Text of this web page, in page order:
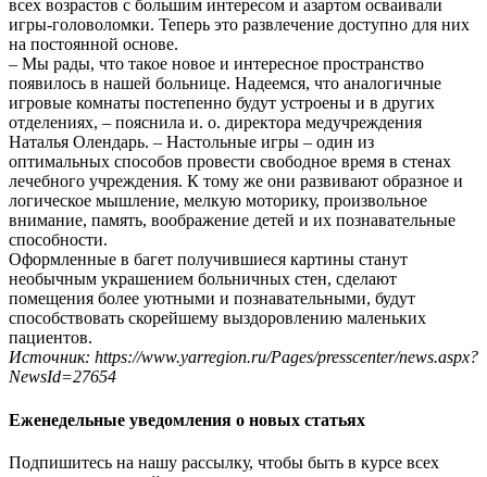
всех возрастов с большим интересом и азартом осваивали
игры-головоломки. Теперь это развлечение доступно для них
на постоянной основе.
– Мы рады, что такое новое и интересное пространство
появилось в нашей больнице. Надеемся, что аналогичные
игровые комнаты постепенно будут устроены и в других
отделениях, – пояснила и. о. директора медучреждения
Наталья Олендарь. – Настольные игры – один из
оптимальных способов провести свободное время в стенах
лечебного учреждения. К тому же они развивают образное и
логическое мышление, мелкую моторику, произвольное
внимание, память, воображение детей и их познавательные
способности.
Оформленные в багет получившиеся картины станут
необычным украшением больничных стен, сделают
помещения более уютными и познавательными, будут
способствовать скорейшему выздоровлению маленьких
пациентов.
Источник: https://www.yarregion.ru/Pages/presscenter/news.aspx?
NewsId=27654
Еженедельные уведомления о новых статьях
Подпишитесь на нашу рассылку, чтобы быть в курсе всех